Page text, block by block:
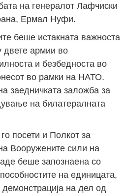
на генералот Лафчиски
Ермал Нуфи.
беше истакната важноста
двете армии во
и безбедноста во
во рамки на НАТО.
заедничката заложба за
на билатералната
посети и Полкот за
Вооружените сили на
беше запознаена со
на единицата,
на дел од